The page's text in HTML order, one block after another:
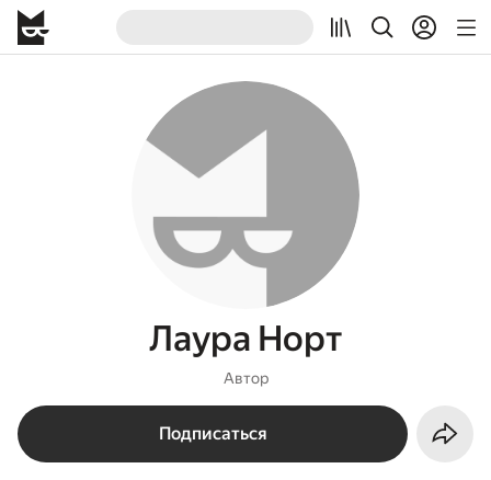
Лаура Норт
Автор
Подписаться